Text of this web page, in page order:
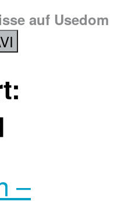
auf Usedom
–